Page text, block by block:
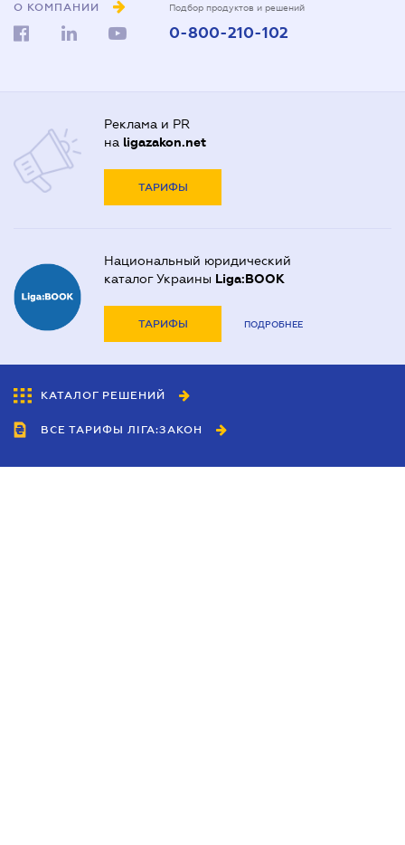
О КОМПАНИИ Подбор продуктов и решений
0-800-210-102
Реклама и PR
на ligazakon.net
ТАРИФЫ
Национальный юридический
каталог Украины Liga:BOOK
ТАРИФЫ ПОДРОБНЕЕ
КАТАЛОГ РЕШЕНИЙ
ВСЕ ТАРИФЫ ЛІГА:ЗАКОН